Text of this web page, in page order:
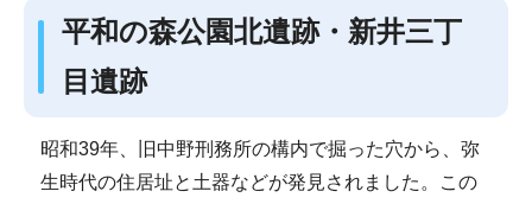
平和の森公園北遺跡・新井三丁
目遺跡
昭和39年、旧中野刑務所の構内で掘った穴から、弥
生時代の住居址と土器などが発見されました。この